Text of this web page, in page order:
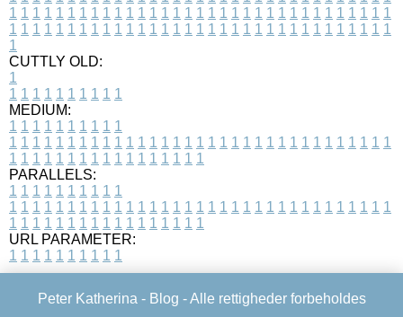
1 1 1 1 1 1 1 1 1 1 1 1 1 1 1 1 1 1 1 1 1 1 1 1 1 1 1 1 1 1 1 1 1
1 1 1 1 1 1 1 1 1 1 1 1 1 1 1 1 1 1 1 1 1 1 1 1 1 1 1 1 1 1 1 1 1
1
CUTTLY OLD:
1
1 1 1 1 1 1 1 1 1 1
MEDIUM:
1 1 1 1 1 1 1 1 1 1
1 1 1 1 1 1 1 1 1 1 1 1 1 1 1 1 1 1 1 1 1 1 1 1 1 1 1 1 1 1 1 1 1
1 1 1 1 1 1 1 1 1 1 1 1 1 1 1 1 1
PARALLELS:
1 1 1 1 1 1 1 1 1 1
1 1 1 1 1 1 1 1 1 1 1 1 1 1 1 1 1 1 1 1 1 1 1 1 1 1 1 1 1 1 1 1 1
1 1 1 1 1 1 1 1 1 1 1 1 1 1 1 1 1
URL PARAMETER:
1 1 1 1 1 1 1 1 1 1
Peter Katherina - Blog - Alle rettigheder forbeholdes